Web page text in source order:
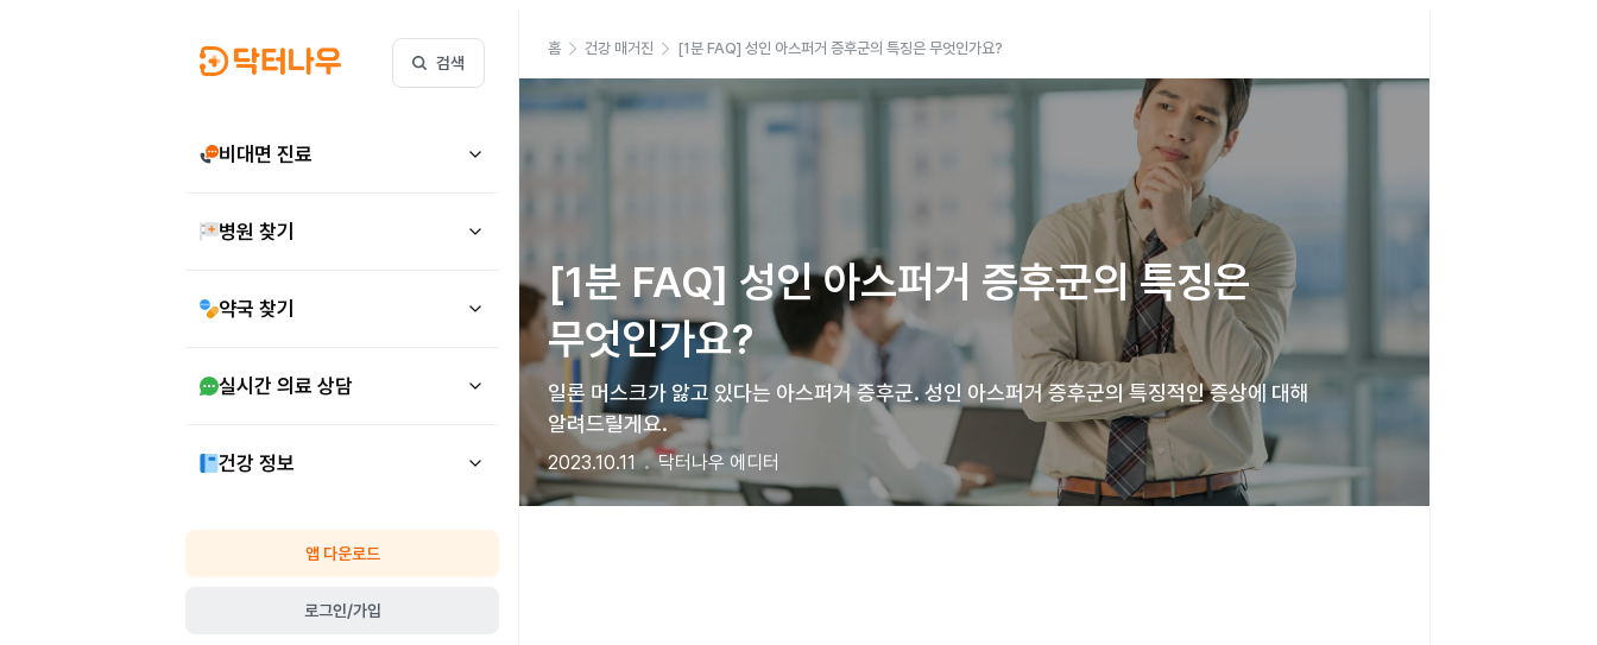
검색
비대면 진료
병원 찾기
약국 찾기
실시간 의료 상담
건강 정보
앱 다운로드
로그인/가입
홈 건강 매거진 [1분 FAQ] 성인 아스퍼거 증후군의 특징은 무엇인가요?
[1분 FAQ] 성인 아스퍼거 증후군의 특징은
무엇인가요?
일론 머스크가 앓고 있다는 아스퍼거 증후군. 성인 아스퍼거 증후군의 특징적인 증상에 대해
알려드릴게요.
2023.10.11 닥터나우 에디터